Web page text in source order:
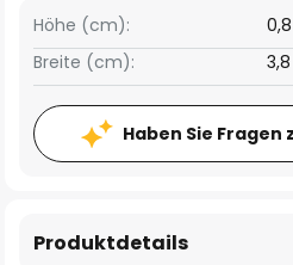
Breite (cm): 3,8
Höhe (cm): 0,8
Haben Sie Fragen
Produktdetails